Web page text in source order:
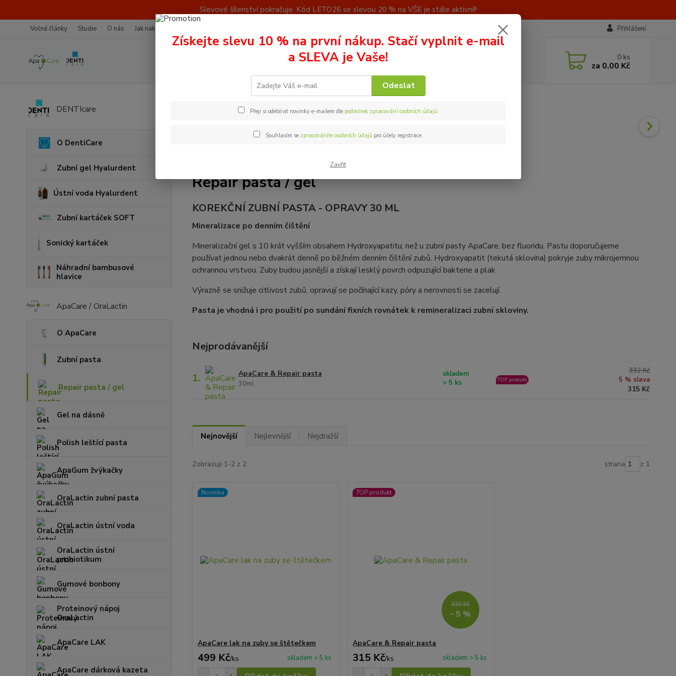
Slevové šílenství pokračuje. Kód LETO26 se slevou 20 % na VŠE je stále aktivní!!
Volné články Studie O nás Jak nakupovat Přihlášení
Hledat
Nevíte si rady? Zavolejte.
0 ks
za 0,00 Kč
DENTIcare
O DentiCare
Zubní gel Hyalurdent
Ústní voda Hyalurdent
Zubní kartáček SOFT
Sonický kartáček
Náhradní bambusové
hlavice
ApaCare / OraLactin
O ApaCare
Zubní pasta
Repair pasta / gel
Gel na dásně
Polish leštící pasta
ApaGum žvýkačky
OraLactin zubní pasta
OraLactin ústní voda
OraLactin ústní
probiotikum
Gumové bonbony
Proteinový nápoj
OraLactin
ApaCare LAK
ApaCare dárková kazeta
Repair pasta / gel
KOREKČNÍ ZUBNÍ PASTA - OPRAVY 30 ML
Mineralizace po denním čištění
Mineralizační gel s 10 krát vyšším obsahem Hydroxyapatitu, než u zubní pasty ApaCare, bez fluoridu. Pastu doporučujeme
používat jednou nebo dvakrát denně po běžném denním čištění zubů. Hydroxyapatit (tekutá sklovina) pokryje zuby mikrojemnou
ochrannou vrstvou. Zuby budou jasnější a získají lesklý povrch odpuzující bakterie a plak.
Výrazně se snižuje citlivost zubů, opravují se počínající kazy, póry a nerovnosti se zacelují.
Pasta je vhodná i pro použití po sundání fixních rovnátek k remineralizaci zubní skloviny.
Nejprodávanější
1. ApaCare & Repair pasta
30ml
skladem
> 5 ks
TOP produkt
332 Kč
5 % sleva
315 Kč
Nejnovější Nejlevnější Nejdražší
Zobrazuji 1-2 z 2 strana z 1
Novinka
ApaCare lak na zuby se štětečkem
499 Kč/ks skladem > 5 ks
TOP produkt
332 Kč
- 5 %
ApaCare & Repair pasta
315 Kč/ks skladem > 5 ks
Získejte slevu 10 % na první nákup. Stačí vyplnit e-mail
a SLEVA je Vaše!
Odeslat
Přeji si odebírat novinky e-mailem dle podmínek zpracování osobních údajů.
Souhlasím se zpracováním osobních údajůpro účely registrace.
Zavřít